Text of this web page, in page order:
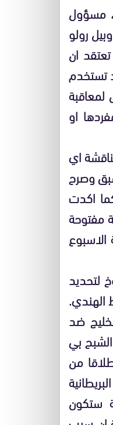
مسؤول
رولو
ان
تستخدم
لمعاقبة
او
اي
وصرح
اكدت
مفتوحة
الاسبوع
لتحديد
الهندي.
ضد
بي
من
ستكون